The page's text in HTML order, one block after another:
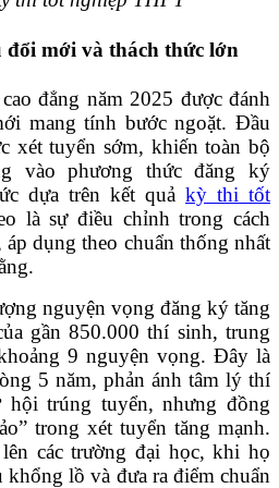
đổi mới và thách thức lớn
đẳng năm 2025 được đánh
mang tính bước ngoặt. Đầu
xét tuyển sớm, khiến toàn bộ
vào phương thức đăng ký
dựa trên kết quả kỳ thi tốt
là sự điều chỉnh trong cách
dụng theo chuẩn thống nhất
nguyện vọng đăng ký tăng
gần 850.000 thí sinh, trung
9 nguyện vọng. Đây là
5 năm, phản ánh tâm lý thí
hội trúng tuyển, nhưng đồng
trong xét tuyển tăng mạnh.
các trường đại học, khi họ
lồ và đưa ra điểm chuẩn